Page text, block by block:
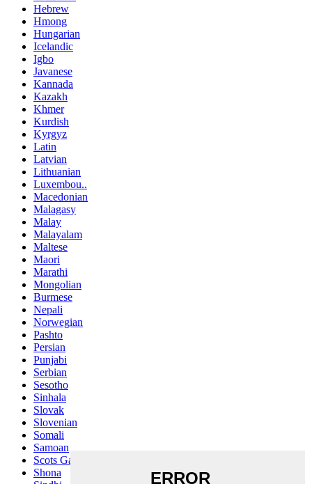
Hebrew
Hmong
Hungarian
Icelandic
Igbo
Javanese
Kannada
Kazakh
Khmer
Kurdish
Kyrgyz
Latin
Latvian
Lithuanian
Luxembou..
Macedonian
Malagasy
Malay
Malayalam
Maltese
Maori
Marathi
Mongolian
Burmese
Nepali
Norwegian
Pashto
Persian
Punjabi
Serbian
Sesotho
Sinhala
Slovak
Slovenian
Somali
Samoan
Scots Gaelic
Shona